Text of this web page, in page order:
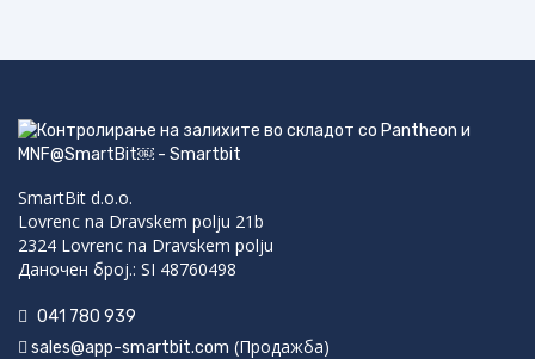
SmartBit d.o.o.
Lovrenc na Dravskem polju 21b
2324 Lovrenc na Dravskem polju
Даночен број.: SI 48760498
041 780 939
sales@app-smartbit.com (Продажба)